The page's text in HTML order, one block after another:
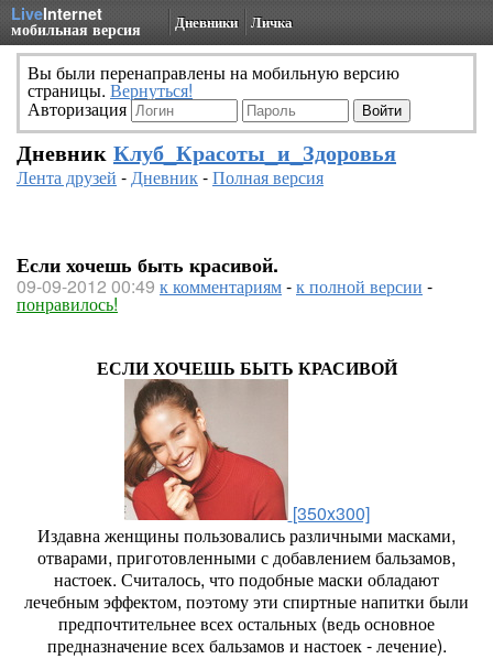
LiveInternet
мобильная версия Дневники Личка
Вы были перенаправлены на мобильную версию
страницы. Вернуться!
Авторизация
Дневник Клуб_Красоты_и_Здоровья
Лента друзей -Дневник-Полная версия
Если хочешь быть красивой.
09-09-2012 00:49 к комментариям-к полной версии -
понравилось!
ЕСЛИ ХОЧЕШЬ БЫТЬ КРАСИВОЙ
[350x300]
Издавна женщины пользовались различными масками,
отварами, приготовленными с добавлением бальзамов,
настоек. Считалось, что подобные маски обладают
лечебным эффектом, поэтому эти спиртные напитки были
предпочтительнее всех остальных (ведь основное
предназначение всех бальзамов и настоек - лечение).